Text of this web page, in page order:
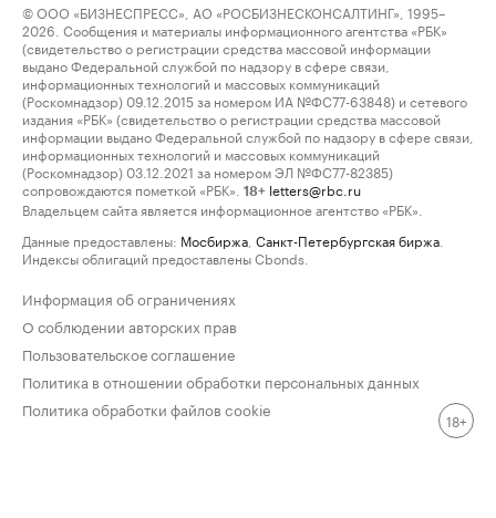
© ООО «БИЗНЕСПРЕСС», АО «РОСБИЗНЕСКОНСАЛТИНГ», 1995–
2026. Сообщения и материалы информационного агентства «РБК»
(свидетельство о регистрации средства массовой информации
выдано Федеральной службой по надзору в сфере связи,
информационных технологий и массовых коммуникаций
(Роскомнадзор) 09.12.2015 за номером ИА №ФС77-63848) и сетевого
издания «РБК» (свидетельство о регистрации средства массовой
информации выдано Федеральной службой по надзору в сфере связи,
информационных технологий и массовых коммуникаций
(Роскомнадзор) 03.12.2021 за номером ЭЛ №ФС77-82385)
сопровождаются пометкой «РБК».
18+ letters@rbc.ru
Владельцем сайта является информационное агентство «РБК».
Данные предоставлены: Мосбиржа Санкт-Петербургская биржа
Индексы облигаций предоставлены Cbonds.
Информация об ограничениях
О соблюдении авторских прав
Пользовательское соглашение
Политика в отношении обработки персональных данных
Политика обработки файлов cookie
18+